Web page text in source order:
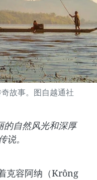
故事。图自越通社
自然风光和深厚
。
克容阿纳（Krông